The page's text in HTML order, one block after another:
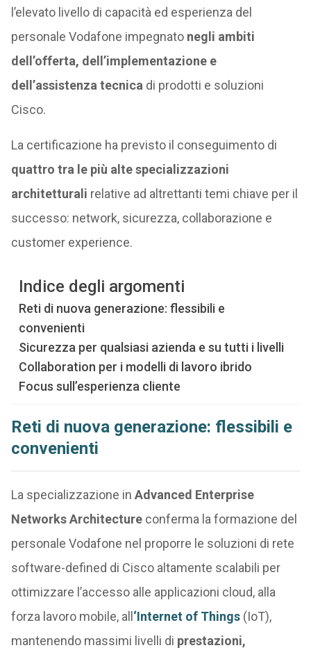
l’elevato livello di capacità ed esperienza del
personale Vodafone impegnato negli ambiti
dell’offerta, dell’implementazione e
dell’assistenza tecnica di prodotti e soluzioni
Cisco.
La certificazione ha previsto il conseguimento di
quattro tra le più alte specializzazioni
architetturali relative ad altrettanti temi chiave per il
successo: network, sicurezza, collaborazione e
customer experience.
Indice degli argomenti
Reti di nuova generazione: flessibili e
convenienti
Sicurezza per qualsiasi azienda e su tutti i livelli
Collaboration per i modelli di lavoro ibrido
Focus sull’esperienza cliente
Reti di nuova generazione: flessibili e
convenienti
La specializzazione in Advanced Enterprise
Networks Architectureconferma la formazione del
personale Vodafone nel proporre le soluzioni di rete
software-defined di Cisco altamente scalabili per
ottimizzare l’accesso alle applicazioni cloud, alla
forza lavoro mobile, all ‘Internet of Things(IoT),
mantenendo massimi livelli di prestazioni,